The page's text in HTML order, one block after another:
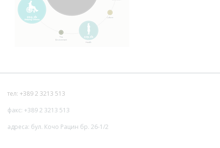
тел: +389 2 3213 513
факс: +389 2 3213 513
адреса: бул. Кочо Рацин бр. 26-1/2